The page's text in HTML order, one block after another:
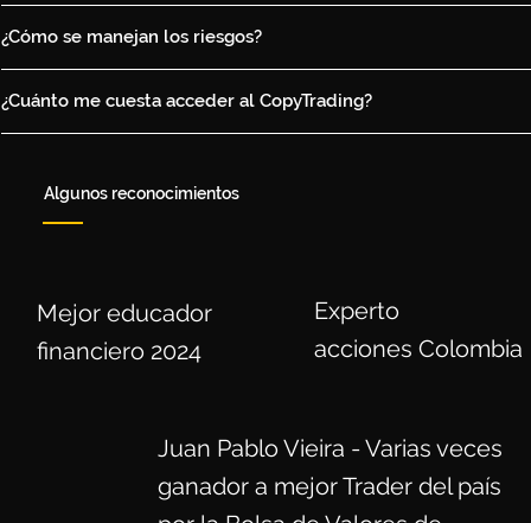
¿Cómo se manejan los riesgos?
¿Cuánto me cuesta acceder al CopyTrading?
Algunos reconocimientos
Mejor educador
financiero 2024
Experto
acciones Colombia
Juan Pablo Vieira - Varias veces
ganador a mejor Trader del país